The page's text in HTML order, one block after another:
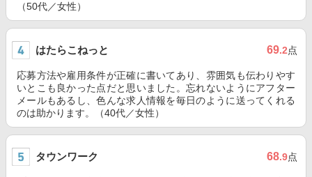
（50代／女性）
はたらこねっと 69.2点
応募方法や雇用条件が正確に書いてあり、雰囲気も伝わりやす
いとこも良かった点だと思いました。忘れないようにアフター
メールもあるし、色んな求人情報を毎日のように送ってくれる
のは助かります。（40代／女性）
タウンワーク 68.9点